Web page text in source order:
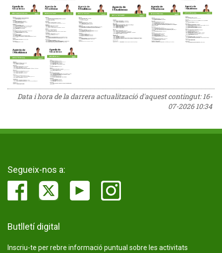
Data i hora de la darrera actualització d'aquest contingut:16-
07-2026 10:34
Segueix-nos a:
Butlletí digital
Inscriu-te per rebre informació puntual sobre les activitats